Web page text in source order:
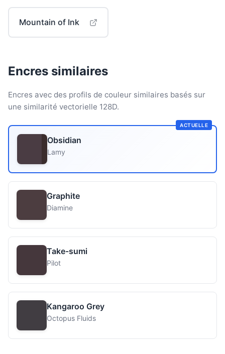
Mountain of Ink
Encres similaires
Encres avec des profils de couleur similaires basés sur
une similarité vectorielle 128D.
ACTUELLE
Obsidian
Lamy
Graphite
Diamine
Take-sumi
Pilot
Kangaroo Grey
Octopus Fluids